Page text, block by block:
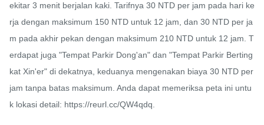
ekitar 3 menit berjalan kaki. Tarifnya 30 NTD per jam pada hari ke
rja dengan maksimum 150 NTD untuk 12 jam, dan 30 NTD per ja
m pada akhir pekan dengan maksimum 210 NTD untuk 12 jam. T
erdapat juga "Tempat Parkir Dong'an" dan "Tempat Parkir Berting
kat Xin'er" di dekatnya, keduanya mengenakan biaya 30 NTD per
jam tanpa batas maksimum. Anda dapat memeriksa peta ini untu
k lokasi detail: https://reurl.cc/QW4qdq.